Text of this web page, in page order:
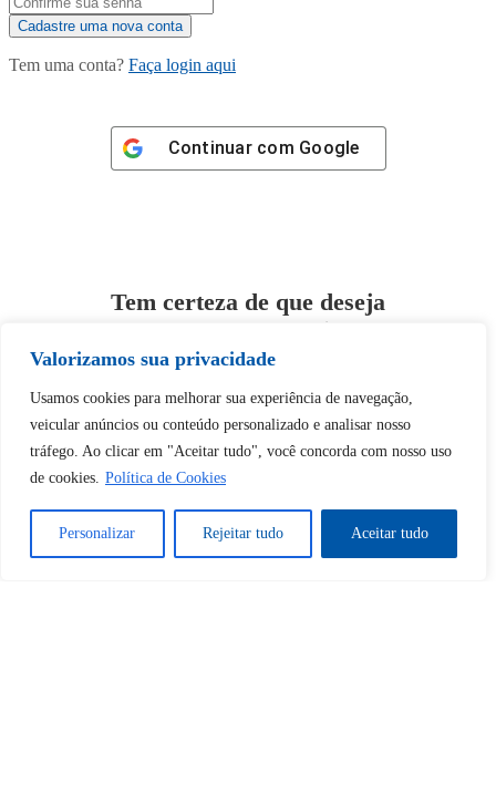
Valorizamos sua privacidade
Usamos cookies para melhorar sua experiência de navegação,
veicular anúncios ou conteúdo personalizado e analisar nosso
tráfego. Ao clicar em "Aceitar tudo", você concorda com nosso uso
de cookies. Política de Cookies
Personalizar Rejeitar tudo Aceitar tudo
Tem uma conta? Faça login aqui
Continuar com Google
Tem certeza de que deseja
desbloquear esta publicação?
Desbloquear esquerda : 0
Sim Não